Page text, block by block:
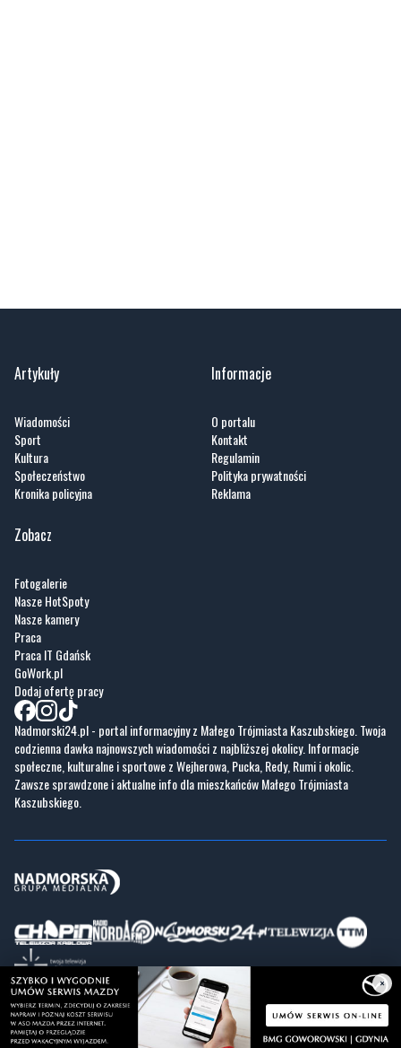
Artykuły
Wiadomości
Sport
Kultura
Społeczeństwo
Kronika policyjna
Informacje
O portalu
Kontakt
Regulamin
Polityka prywatności
Reklama
Zobacz
Fotogalerie
Nasze HotSpoty
Nasze kamery
Praca
Praca IT Gdańsk
GoWork.pl
Dodaj ofertę pracy
Nadmorski24.pl - portal informacyjny z Małego Trójmiasta Kaszubskiego. Twoja
codzienna dawka najnowszych wiadomości z najbliższej okolicy. Informacje
społeczne, kulturalne i sportowe z Wejherowa, Pucka, Redy, Rumi i okolic.
Zawsze sprawdzone i aktualne info dla mieszkańców Małego Trójmiasta
Kaszubskiego.
Copyrights © Nadmorski24.pl 2026 r.
Projekt i wykonaniePixlab.pl
×